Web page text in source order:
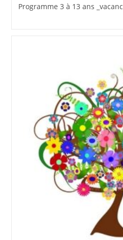
Programme 3 à 13 ans